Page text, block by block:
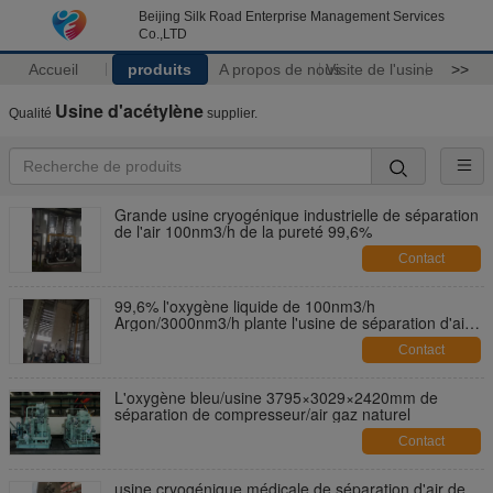
Beijing Silk Road Enterprise Management Services
Co.,LTD
Accueil produits A propos de nousVisite de l'usine >>
Qualité Usine d'acétylène supplier.
Grande usine cryogénique industrielle de séparation
de l'air 100nm3/h de la pureté 99,6%
Contact
99,6% l'oxygène liquide de 100nm3/h
Argon/3000nm3/h plante l'usine de séparation d'air
avec la consommation basse d'énergie Contact
L'oxygène bleu/usine 3795×3029×2420mm de
séparation de compresseur/air gaz naturel
Contact
usine cryogénique médicale de séparation d'air de